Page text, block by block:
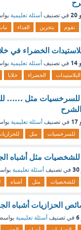
في تصنيف أسئلة تعليمية
تقوم بتخزين الغذاء
الخضراء في
في تصنيف أسئلة تعليمية
البلاستيدات الخضراء خلايا
في تصنيف أسئلة تعليمية
للسرخسيات مثل
للشخصيات مثل أشباه
في تصنيف أسئلة تعليمية
للشخصيات مثل أشباه
الحزازيات أشباه
في تصنيف أسئلة تعليمية